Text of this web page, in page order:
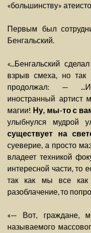
«большинству»
Первым был
Бенгальский.
«...Бенгальский
взрыв смеха, но так
продолжал: —
иностранный артист
магии! Ну, мы-то с
улыбнулся мудрой
существует на
суеверие, а просто
владеет техникой
интересной части, то
так как мы все
разоблачение, то
«— Вот, граждане,
называемого